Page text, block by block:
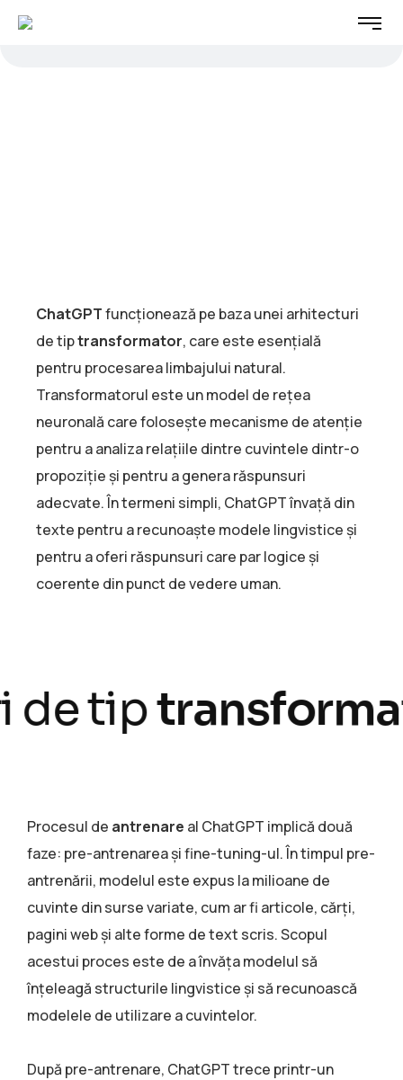
ChatGPTfuncționează pe baza unei arhitecturi
de tiptransformator, care este esențială
pentru procesarea limbajului natural.
Transformatorul este un model de rețea
neuronală care folosește mecanisme de atenție
pentru a analiza relațiile dintre cuvintele dintr-o
propoziție și pentru a genera răspunsuri
adecvate. În termeni simpli, ChatGPT învață din
texte pentru a recunoaște modele lingvistice și
pentru a oferi răspunsuri care par logice și
coerente din punct de vedere uman.
de tip
Procesul de antrenare al ChatGPT implică două
faze: pre-antrenarea și fine-tuning-ul. În timpul pre-
antrenării, modelul este expus la milioane de
cuvinte din surse variate, cum ar fi articole, cărți,
pagini web și alte forme de text scris. Scopul
acestui proces este de a învăța modelul să
înțeleagă structurile lingvistice și să recunoască
modelele de utilizare a cuvintelor.
După pre-antrenare, ChatGPT trece printr-un